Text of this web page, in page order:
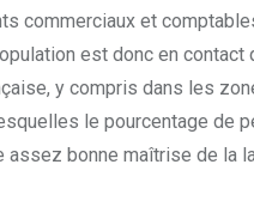
commerciaux et
est donc en contact
y compris dans les
le pourcentage de
assez bonne maîtrise de la